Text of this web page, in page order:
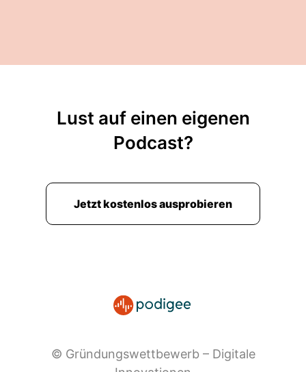
Lust auf einen eigenen
Podcast?
Jetzt kostenlos ausprobieren
© Gründungswettbewerb – Digitale